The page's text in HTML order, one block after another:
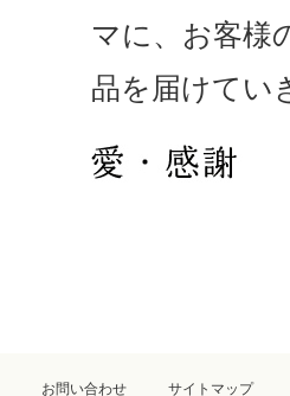
マに、お客様
品を届けてい
お問い合わせ サイトマップ